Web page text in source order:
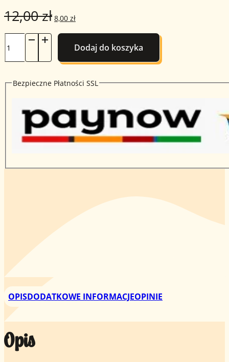
12,00złPierwotna
cena
wynosiła:
12,00 zł.
8,00 zł
cena
wynosi:
8,00 zł.
Herbata
czarna
50g
Dodaj do koszyka
Bezpieczne Płatności SSL
OPISDODATKOWE INFORMACJEOPINIE
Opis